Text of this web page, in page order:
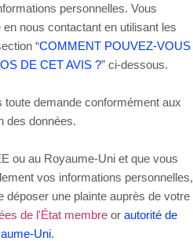
personnelles. Vous
nous contactant en utilisant les
“COMMENT POUVEZ-VOUS
DE CET AVIS ?” ci-dessous.
demande conformément aux
des données.
ou au Royaume-Uni et que vous
vos informations personnelles,
déposer une plainte auprès de votre
de l'État membre or autorité de
Uni.